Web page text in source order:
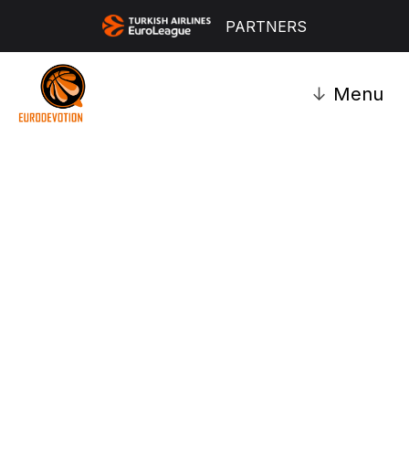
PARTNERS
↓ Menu